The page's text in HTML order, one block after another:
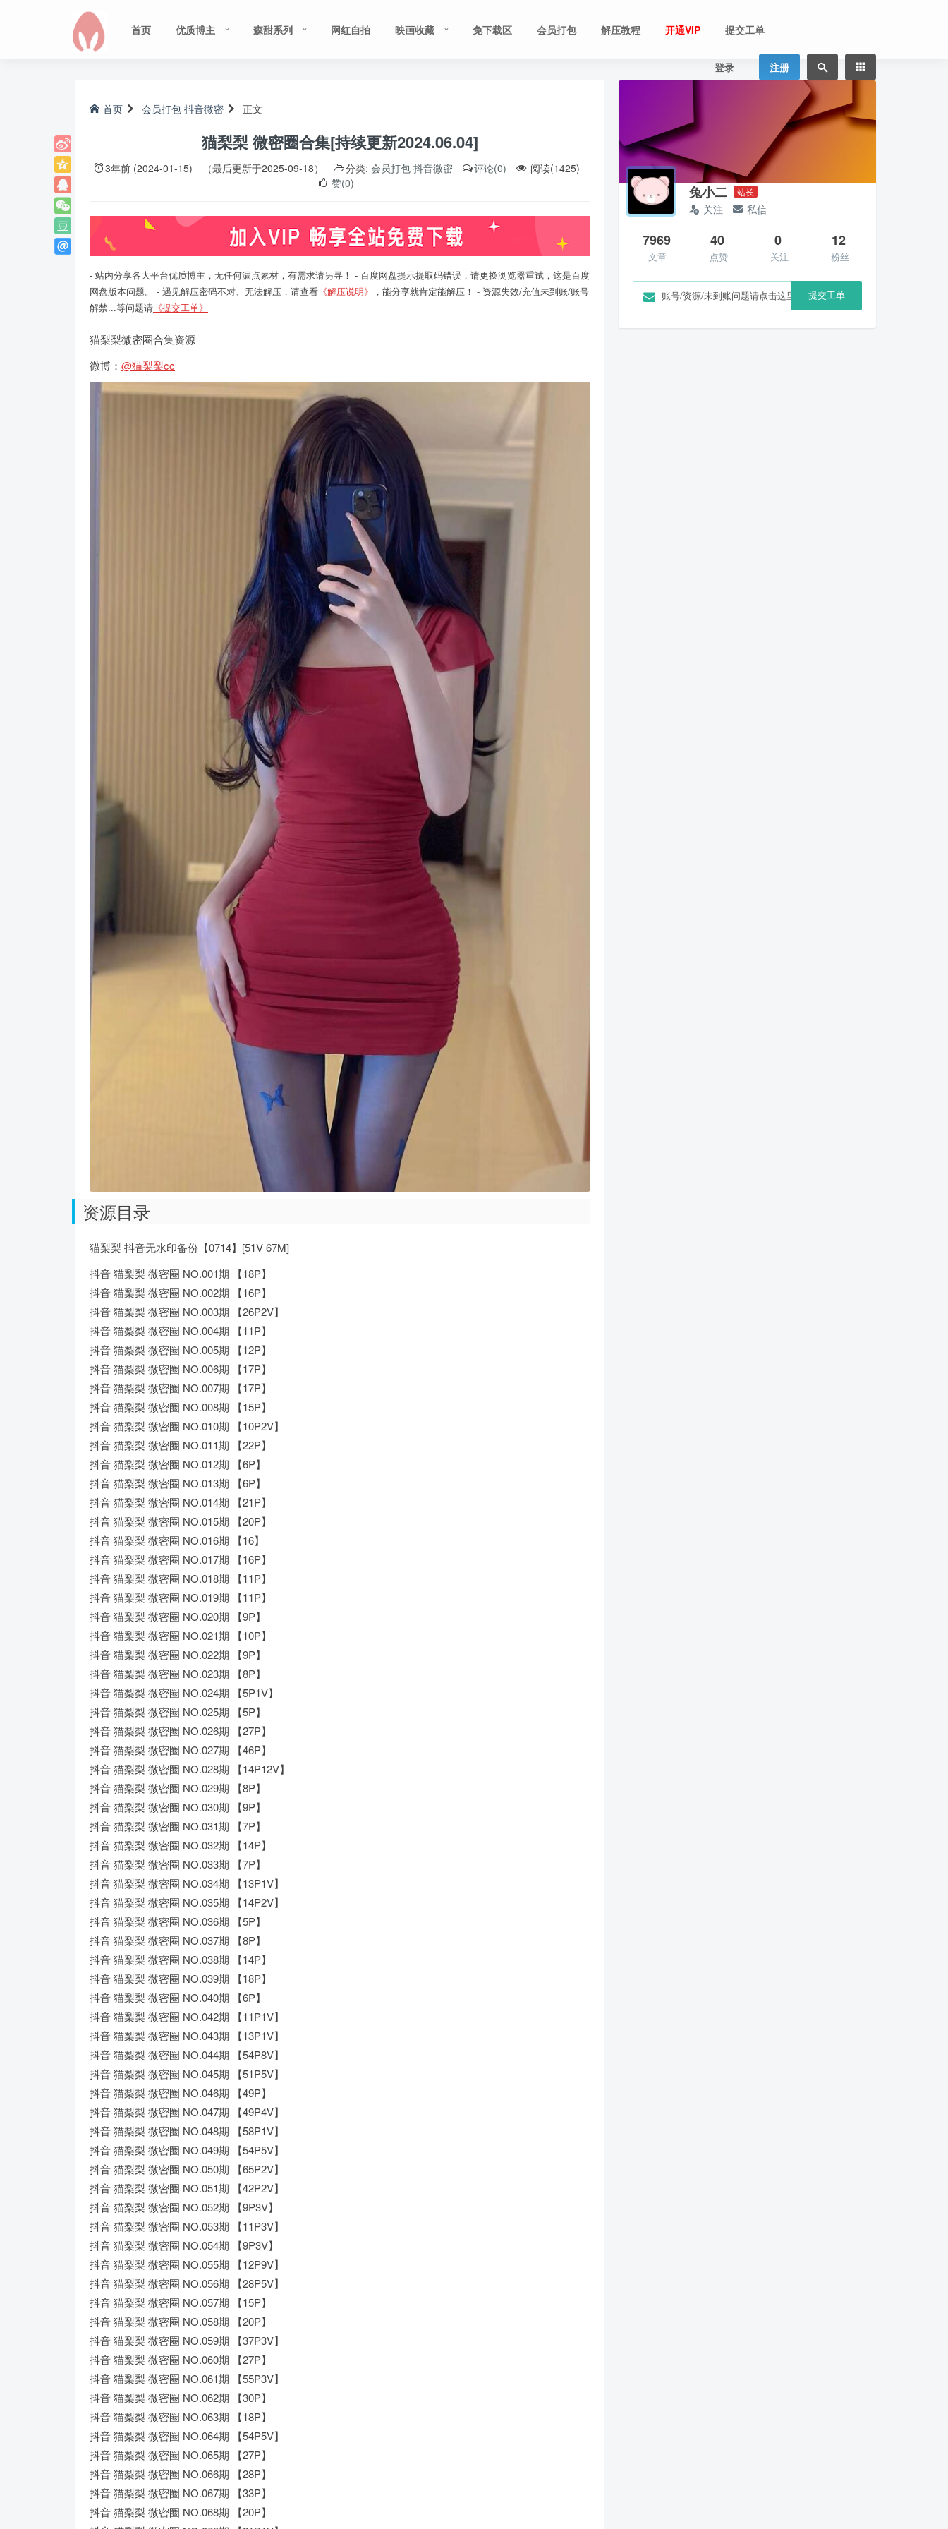
首页 优质博主 森甜系列 网红自拍 映画收藏 免下载区 会员打包 解压教程 开通VIP 提交工单
登录 注册
首页 会员打包 抖音微密 正文
猫梨梨 微密圈合集[持续更新2024.06.04]
3年前 (2024-01-15) （最后更新于2025-09-18） 分类: 会员打包 抖音微密 评论(0)
阅读(1425)
赞(0)
- 站内分享各大平台优质博主，无任何漏点素材，有需求请另寻！ - 百度网盘提示提取码错误，请更换浏览器重试，这是百度
网盘版本问题。 - 遇见解压密码不对、无法解压，请查看 《解压说明》
，能分享就肯定能解压！ - 资源失效/充值未到账/账号
解禁...等问题请 《提交工单》
猫梨梨微密圈合集资源
微博： @猫梨梨cc
资源目录
猫梨梨 抖音无水印备份【0714】[51V 67M]
抖音 猫梨梨 微密圈 NO.001期 【18P】
抖音 猫梨梨 微密圈 NO.002期 【16P】
抖音 猫梨梨 微密圈 NO.003期 【26P2V】
抖音 猫梨梨 微密圈 NO.004期 【11P】
抖音 猫梨梨 微密圈 NO.005期 【12P】
抖音 猫梨梨 微密圈 NO.006期 【17P】
抖音 猫梨梨 微密圈 NO.007期 【17P】
抖音 猫梨梨 微密圈 NO.008期 【15P】
抖音 猫梨梨 微密圈 NO.010期 【10P2V】
抖音 猫梨梨 微密圈 NO.011期 【22P】
抖音 猫梨梨 微密圈 NO.012期 【6P】
抖音 猫梨梨 微密圈 NO.013期 【6P】
抖音 猫梨梨 微密圈 NO.014期 【21P】
抖音 猫梨梨 微密圈 NO.015期 【20P】
抖音 猫梨梨 微密圈 NO.016期 【16】
抖音 猫梨梨 微密圈 NO.017期 【16P】
抖音 猫梨梨 微密圈 NO.018期 【11P】
抖音 猫梨梨 微密圈 NO.019期 【11P】
抖音 猫梨梨 微密圈 NO.020期 【9P】
抖音 猫梨梨 微密圈 NO.021期 【10P】
抖音 猫梨梨 微密圈 NO.022期 【9P】
抖音 猫梨梨 微密圈 NO.023期 【8P】
抖音 猫梨梨 微密圈 NO.024期 【5P1V】
抖音 猫梨梨 微密圈 NO.025期 【5P】
抖音 猫梨梨 微密圈 NO.026期 【27P】
抖音 猫梨梨 微密圈 NO.027期 【46P】
抖音 猫梨梨 微密圈 NO.028期 【14P12V】
抖音 猫梨梨 微密圈 NO.029期 【8P】
抖音 猫梨梨 微密圈 NO.030期 【9P】
抖音 猫梨梨 微密圈 NO.031期 【7P】
抖音 猫梨梨 微密圈 NO.032期 【14P】
抖音 猫梨梨 微密圈 NO.033期 【7P】
抖音 猫梨梨 微密圈 NO.034期 【13P1V】
抖音 猫梨梨 微密圈 NO.035期 【14P2V】
抖音 猫梨梨 微密圈 NO.036期 【5P】
抖音 猫梨梨 微密圈 NO.037期 【8P】
抖音 猫梨梨 微密圈 NO.038期 【14P】
抖音 猫梨梨 微密圈 NO.039期 【18P】
抖音 猫梨梨 微密圈 NO.040期 【6P】
抖音 猫梨梨 微密圈 NO.042期 【11P1V】
抖音 猫梨梨 微密圈 NO.043期 【13P1V】
抖音 猫梨梨 微密圈 NO.044期 【54P8V】
抖音 猫梨梨 微密圈 NO.045期 【51P5V】
抖音 猫梨梨 微密圈 NO.046期 【49P】
抖音 猫梨梨 微密圈 NO.047期 【49P4V】
抖音 猫梨梨 微密圈 NO.048期 【58P1V】
抖音 猫梨梨 微密圈 NO.049期 【54P5V】
抖音 猫梨梨 微密圈 NO.050期 【65P2V】
抖音 猫梨梨 微密圈 NO.051期 【42P2V】
抖音 猫梨梨 微密圈 NO.052期 【9P3V】
抖音 猫梨梨 微密圈 NO.053期 【11P3V】
抖音 猫梨梨 微密圈 NO.054期 【9P3V】
抖音 猫梨梨 微密圈 NO.055期 【12P9V】
抖音 猫梨梨 微密圈 NO.056期 【28P5V】
抖音 猫梨梨 微密圈 NO.057期 【15P】
抖音 猫梨梨 微密圈 NO.058期 【20P】
抖音 猫梨梨 微密圈 NO.059期 【37P3V】
抖音 猫梨梨 微密圈 NO.060期 【27P】
抖音 猫梨梨 微密圈 NO.061期 【55P3V】
抖音 猫梨梨 微密圈 NO.062期 【30P】
抖音 猫梨梨 微密圈 NO.063期 【18P】
抖音 猫梨梨 微密圈 NO.064期 【54P5V】
抖音 猫梨梨 微密圈 NO.065期 【27P】
抖音 猫梨梨 微密圈 NO.066期 【28P】
抖音 猫梨梨 微密圈 NO.067期 【33P】
抖音 猫梨梨 微密圈 NO.068期 【20P】
兔小二 站长
关注 私信
7969
文章
40
点赞
0
关注
12
粉丝
账号/资源/未到账问题请点击这里 提交工单